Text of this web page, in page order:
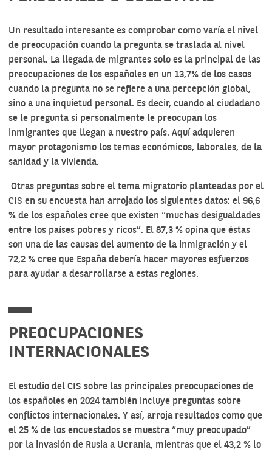
Un resultado interesante es comprobar como varía el nivel
de preocupación cuando la pregunta se traslada al nivel
personal. La llegada de migrantes solo es la principal de las
preocupaciones de los españoles en un 13,7% de los casos
cuando la pregunta no se refiere a una percepción global,
sino a una inquietud personal. Es decir, cuando al ciudadano
se le pregunta si personalmente le preocupan los
inmigrantes que llegan a nuestro país. Aquí adquieren
mayor protagonismo los temas económicos, laborales, de la
sanidad y la vivienda.
Otras preguntas sobre el tema migratorio planteadas por el
CIS en su encuesta han arrojado los siguientes datos: el 96,6
% de los españoles cree que existen “muchas desigualdades
entre los países pobres y ricos”. El 87,3 % opina que éstas
son una de las causas del aumento de la inmigración y el
72,2 % cree que España debería hacer mayores esfuerzos
para ayudar a desarrollarse a estas regiones.
PREOCUPACIONES
INTERNACIONALES
El estudio del CIS sobre las principales preocupaciones de
los españoles en 2024 también incluye preguntas sobre
conflictos internacionales. Y así, arroja resultados como que
el 25 % de los encuestados se muestra “muy preocupado”
por la invasión de Rusia a Ucrania, mientras que el 43,2 % lo